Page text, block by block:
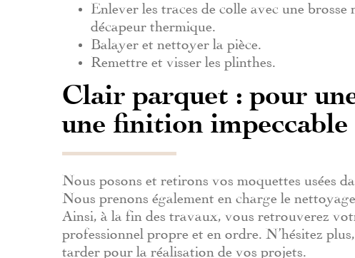
Enlever les traces de colle avec une brosse
décapeur thermique.
Balayer et nettoyer la pièce.
Remettre et visser les plinthes.
Clair parquet : pour
une finition impeccable
Nous posons et retirons vos moquettes usées
Nous prenons également en charge le nettoyage
Ainsi, à la fin des travaux, vous retrouverez
professionnel propre et en ordre. N’hésitez
tarder pour la réalisation de vos projets.